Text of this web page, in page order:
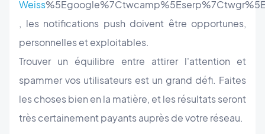
Weiss
, les notifications push doivent être opportunes,
personnelles et exploitables.
Trouver un équilibre entre attirer l'attention et
spammer vos utilisateurs est un grand défi. Faites
les choses bien en la matière, et les résultats seront
très certainement payants auprès de votre réseau.